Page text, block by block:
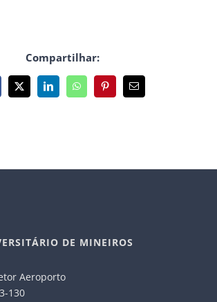
Compartilhar:
X LinkedInWhatsAppPinterest
E-
mail
DE MINEIROS
Aeroporto
130